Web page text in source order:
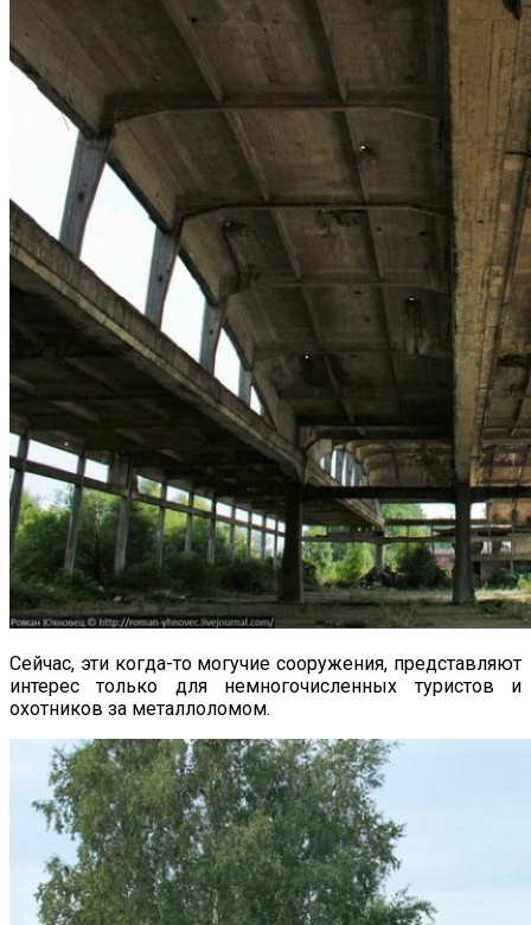
Сейчас, эти когда-то могучие сооружения, представляют
интерес только для немногочисленных туристов и
охотников за металлоломом.